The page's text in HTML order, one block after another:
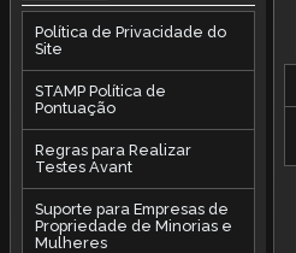
Política de Privacidade do
Site
STAMP Política de
Pontuação
Regras para Realizar
Testes Avant
Suporte para Empresas de
Propriedade de Minorias e
Mulheres